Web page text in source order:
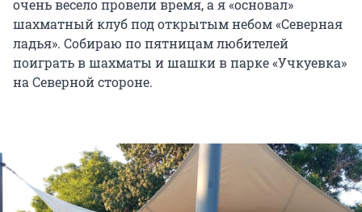
очень весело провели время, а я «основал»
шахматный клуб под открытым небом «Северная
ладья». Собираю по пятницам любителей
поиграть в шахматы и шашки в парке «Учкуевка»
на Северной стороне.